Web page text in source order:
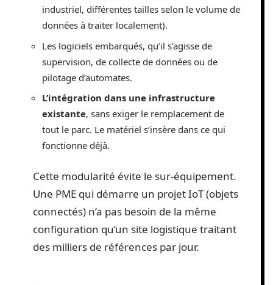
industriel, différentes tailles selon le volume de
données à traiter localement).
Les logiciels embarqués, qu’il s’agisse de
supervision, de collecte de données ou de
pilotage d’automates.
L’intégration dans une infrastructure
existante, sans exiger le remplacement de
tout le parc. Le matériel s’insère dans ce qui
fonctionne déjà.
Cette modularité évite le sur-équipement.
Une PME qui démarre un projet IoT (objets
connectés) n’a pas besoin de la même
configuration qu’un site logistique traitant
des milliers de références par jour.